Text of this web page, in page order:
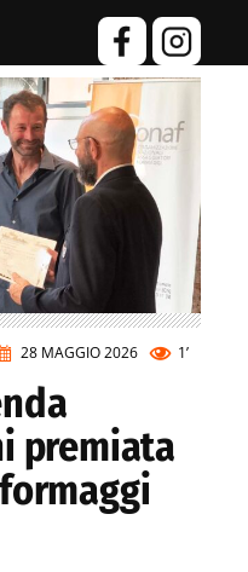
28 MAGGIO 2026 1’
premiata